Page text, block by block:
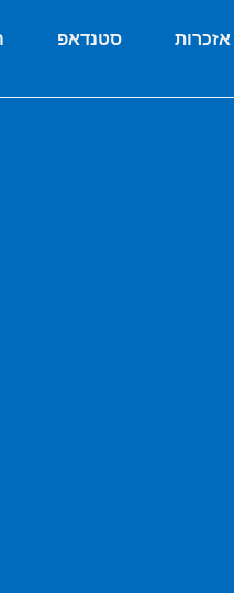
אזכרות סטנדאפ